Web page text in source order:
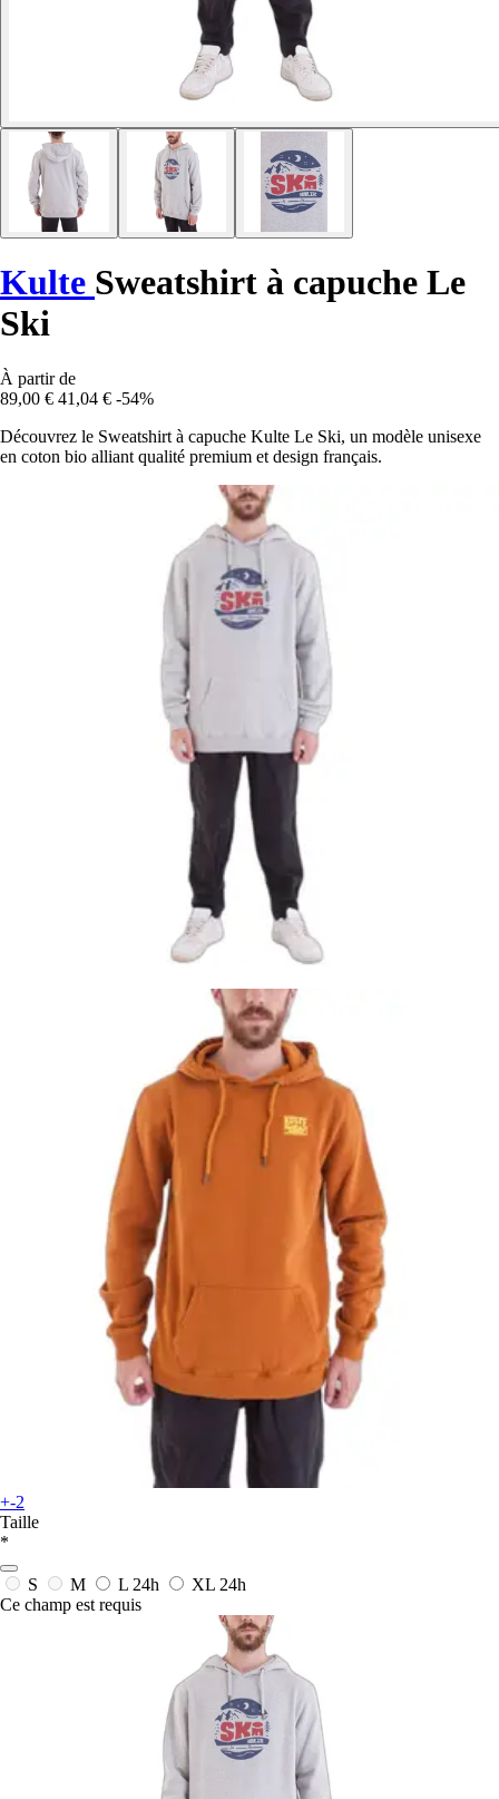
Kulte Sweatshirt à capuche Le
Ski
À partir de
89,00 € 41,04 € -54%
Découvrez le Sweatshirt à capuche Kulte Le Ski, un modèle unisexe
en coton bio alliant qualité premium et design français.
+-2
Taille
*
S M L 24h XL 24h
Ce champ est requis